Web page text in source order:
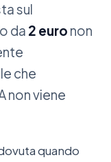
sul
da 2 euro non
che
non viene
quando